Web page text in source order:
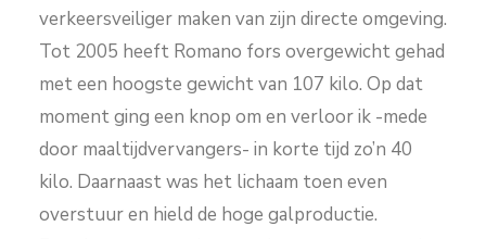
verkeersveiliger maken van zijn directe omgeving.
Tot 2005 heeft Romano fors overgewicht gehad
met een hoogste gewicht van 107 kilo. Op dat
moment ging een knop om en verloor ik -mede
door maaltijdvervangers- in korte tijd zo’n 40
kilo. Daarnaast was het lichaam toen even
overstuur en hield de hoge galproductie.